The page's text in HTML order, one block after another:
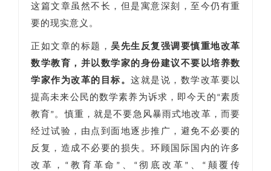
这篇文章虽然不长，但是寓意深刻，至今仍有重
要的现实意义。
正如文章的标题， 吴先生反复强调要慎重地改革
数学教育，并以数学家的身份建议不要以培养数
学家作为改革的目标。 这就是说，数学改革要以
提高未来公民的数学素养为诉求，即今天的“素质
教育”。慎重，就是不要急风暴雨式地改革，而要
经过试验，由点到面地逐步推广，避免不必要的
反复，造成不必要的损失。环顾国际国内的许多
改革，“教育革命”、“彻底改革”、“颠覆传